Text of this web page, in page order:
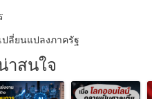
ปลี่ยนแปลงภาครัฐ
าสนใจ